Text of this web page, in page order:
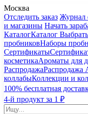
Москва
Отследить заказ Журнал
и магазины Начать
КаталогКаталог
пробниковНаборы
Сертификаты
косметикаАроматы для
РаспродажаРаспродажа
коллабыКоллекции и
100% бесплатная
4-й продукт за 1 ₽